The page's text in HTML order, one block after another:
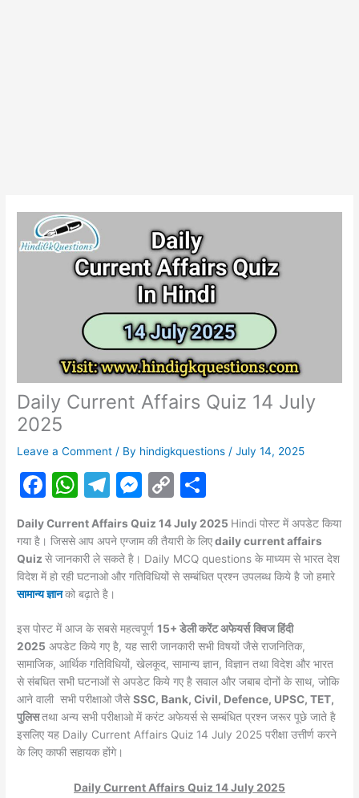
Daily Current Affairs Quiz 14 July
2025
Leave a Comment / By hindigkquestions /July 14, 2025
F
c
e
b
o
k
W
at
s
A
p
T
e
gr
a
M
s
s
e
g
er
C
p
y
Li
k
ar
e
Daily Current Affairs Quiz 14 July 2025 Hindi पोस्ट में अपडेट किया
गया है। जिससे आप अपने एग्जाम की तैयारी के लिएdaily current affairs
Quizसे जानकारी ले सकते है। Daily MCQ questions के माध्यम से भारत देश
विदेश में हो रही घटनाओ और गतिविधियों से सम्बंधित प्रश्न उपलब्ध किये है जो हमारे
सामान्य ज्ञानको बढ़ाते है।
इस पोस्ट में आज के सबसे महत्वपूर्ण15+ डेली करेंट अफेयर्स क्विज हिंदी
2025 अपडेट किये गए है, यह सारी जानकारी सभी विषयों जैसे राजनितिक,
सामाजिक, आर्थिक गतिविधियों, खेलकूद, सामान्य ज्ञान, विज्ञान तथा विदेश और भारत
से संबधित सभी घटनाओं से अपडेट किये गए है सवाल और जबाब दोनों के साथ, जोकि
आने वाली सभी परीक्षाओ जैसेSSC, Bank, Civil, Defence, UPSC, TET,
पुलिसतथा अन्य सभी परीक्षाओ में करंटअफेयर्ससे सम्बंधित प्रश्न जरूर पूछे जाते है
इसलिए यह Daily Current Affairs Quiz 14 July 2025 परीक्षा उत्तीर्ण करने
के लिए काफी सहायक होंगे।
Daily Current Affairs Quiz 14 July 2025